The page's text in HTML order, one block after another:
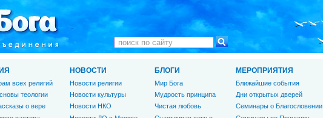
всех религий
теологии
о вере
НОВОСТИ
Новости религии
Новости культуры
Новости НКО
БЛОГИ
Мир Бога
Мудрость принципа
Чистая любовь
МЕРОПРИЯТИЯ
Ближайшие события
Дни открытых дверей
Семинары о Благословении